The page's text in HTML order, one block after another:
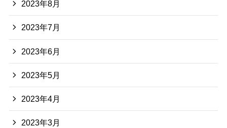
2023年8月
2023年7月
2023年6月
2023年5月
2023年4月
2023年3月